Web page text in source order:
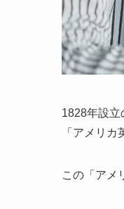
1828年設立
「アメリカ
この「アメ